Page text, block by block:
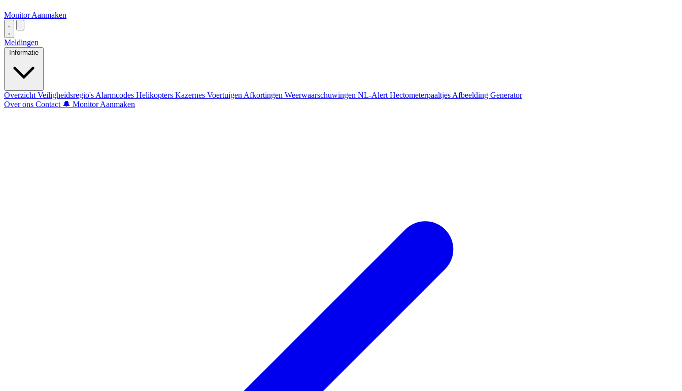
Monitor Aanmaken
Meldingen
Informatie
Overzicht Veiligheidsregio's Alarmcodes Helikopters Kazernes Voertuigen Afkortingen Weerwaarschuwingen NL-Alert Hectometerpaaltjes Afbeelding Generator
Over ons Contact 🔔 Monitor Aanmaken